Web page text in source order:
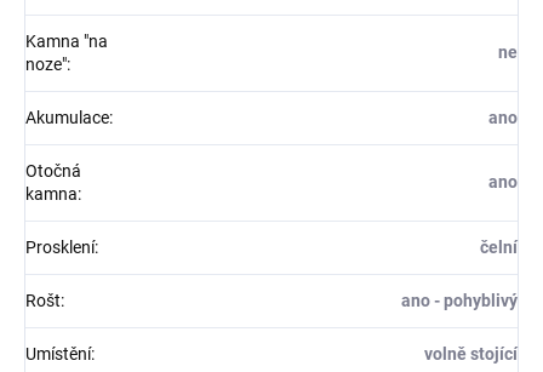
Kamna "na
noze":
ne
Akumulace: ano
Otočná
kamna:
ano
Prosklení: čelní
Rošt: ano - pohyblivý
Umístění: volně stojící